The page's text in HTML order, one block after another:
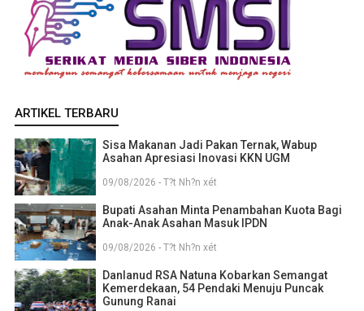
ARTIKEL TERBARU
Sisa Makanan Jadi Pakan Ternak, Wabup
Asahan Apresiasi Inovasi KKN UGM
09/08/2026 - T?t Nh?n xét
Bupati Asahan Minta Penambahan Kuota Bagi
Anak-Anak Asahan Masuk IPDN
09/08/2026 - T?t Nh?n xét
Danlanud RSA Natuna Kobarkan Semangat
Kemerdekaan, 54 Pendaki Menuju Puncak
Gunung Ranai